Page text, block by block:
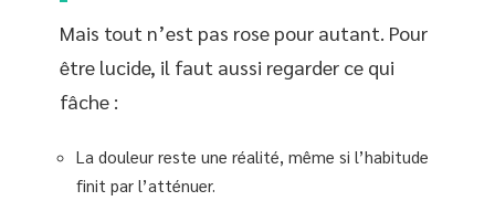
Mais tout n’est pas rose pour autant. Pour
être lucide, il faut aussi regarder ce qui
fâche :
La douleur reste une réalité, même si l’habitude
finit par l’atténuer.